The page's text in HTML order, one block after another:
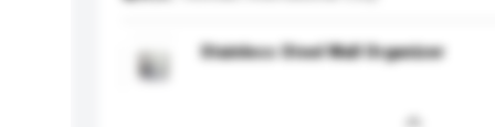
Stainless Steel Wall Organizer